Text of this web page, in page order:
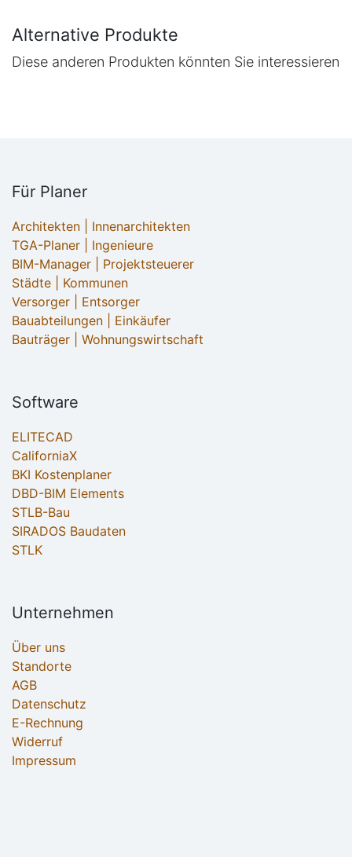
Alternative Produkte
Diese anderen Produkten könnten Sie interessieren
Für Planer
Architekten | Innenarchitekten
TGA-Planer | Ingenieure
BIM-Manager | Projektsteuerer
Städte | Kommunen
Versorger | Entsorger
Bauabteilungen | Einkäufer
Bauträger | Wohnungswirtschaft
Software
ELITECAD
CaliforniaX
BKI Kostenplaner
DBD-BIM Elements
STLB-Bau
SIRADOS Baudaten
STLK
Unternehmen
Über uns
Standorte
AGB
Datenschutz
E-Rechnung
Widerruf
Impressum